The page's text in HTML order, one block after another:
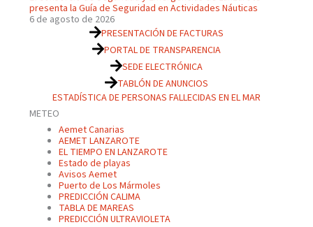
presenta la Guía de Seguridad en Actividades Náuticas
6 de agosto de 2026
PRESENTACIÓN DE FACTURAS
PORTAL DE TRANSPARENCIA
SEDE ELECTRÓNICA
TABLÓN DE ANUNCIOS
ESTADÍSTICA DE PERSONAS FALLECIDAS EN EL MAR
METEO
Aemet Canarias
AEMET LANZAROTE
EL TIEMPO EN LANZAROTE
Estado de playas
Avisos Aemet
Puerto de Los Mármoles
PREDICCIÓN CALIMA
TABLA DE MAREAS
PREDICCIÓN ULTRAVIOLETA